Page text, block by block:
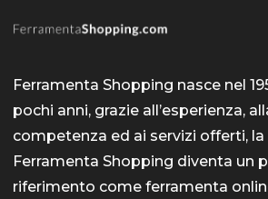
Ferramenta Shopping nasce nel
pochi anni, grazie all’esperienza,
competenza ed ai servizi offerti, la
Ferramenta Shopping diventa un
riferimento come ferramenta